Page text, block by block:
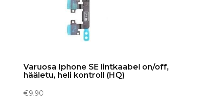
Varuosa Iphone SE lintkaabel on/off,
hääletu, heli kontroll (HQ)
€9.90